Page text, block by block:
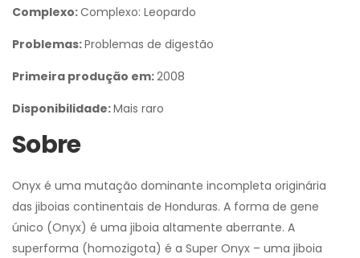
Complexo:Complexo: Leopardo
Problemas:Problemas de digestão
Primeira produção em:2008
Disponibilidade:Mais raro
Sobre
Onyx é uma mutação dominante incompleta originária
das jiboias continentais de Honduras. A forma de gene
único (Onyx) é uma jiboia altamente aberrante. A
superforma (homozigota) é a Super Onyx – uma jiboia